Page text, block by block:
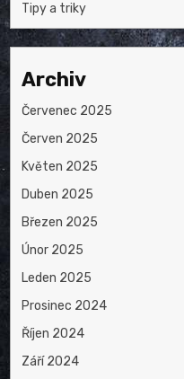
Tipy a triky
Archiv
Červenec 2025
Červen 2025
Květen 2025
Duben 2025
Březen 2025
Únor 2025
Leden 2025
Prosinec 2024
Říjen 2024
Září 2024